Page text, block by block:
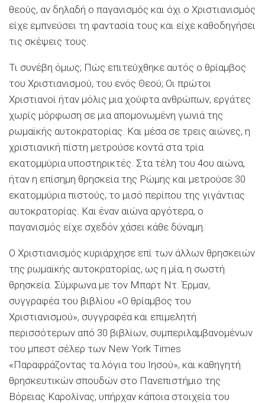
θεούς, αν δηλαδή ο παγανισμός και όχι ο Χριστιανισμός
είχε εμπνεύσει τη φαντασία τους και είχε καθοδηγήσει
τις σκέψεις τους.
Τι συνέβη όμως; Πώς επιτεύχθηκε αυτός ο θρίαμβος
του Χριστιανισμού, του ενός Θεού; Οι πρώτοι
Χριστιανοί ήταν μόλις μια χούφτα ανθρώπων, εργάτες
χωρίς μόρφωση σε μια απομονωμένη γωνιά της
ρωμαϊκής αυτοκρατορίας. Και μέσα σε τρεις αιώνες, η
χριστιανική πίστη μετρούσε κοντά στα τρία
εκατομμύρια υποστηρικτές. Στα τέλη του 4ου αιώνα,
ήταν η επίσημη θρησκεία της Ρώμης και μετρούσε 30
εκατομμύρια πιστούς, το μισό περίπου της γιγάντιας
αυτοκρατορίας. Και έναν αιώνα αργότερα, ο
παγανισμός είχε σχεδόν χάσει κάθε δύναμη.
Ο Χριστιανισμός κυριάρχησε επί των άλλων θρησκειών
της ρωμαϊκής αυτοκρατορίας, ως η μία, η σωστή
θρησκεία. Σύμφωνα με τον Μπαρτ Ντ. Έρμαν,
συγγραφέα του βιβλίου «Ο θρίαμβος του
Χριστιανισμού», συγγραφέα και επιμελητή
περισσότερων από 30 βιβλίων, συμπεριλαμβανομένων
του μπεστ σέλερ των New York Times
«Παραφράζοντας τα λόγια του Ιησού», και καθηγητή
θρησκευτικών σπουδών στο Πανεπιστήμιο της
Βόρειας Καρολίνας, υπήρχαν κάποια στοιχεία του